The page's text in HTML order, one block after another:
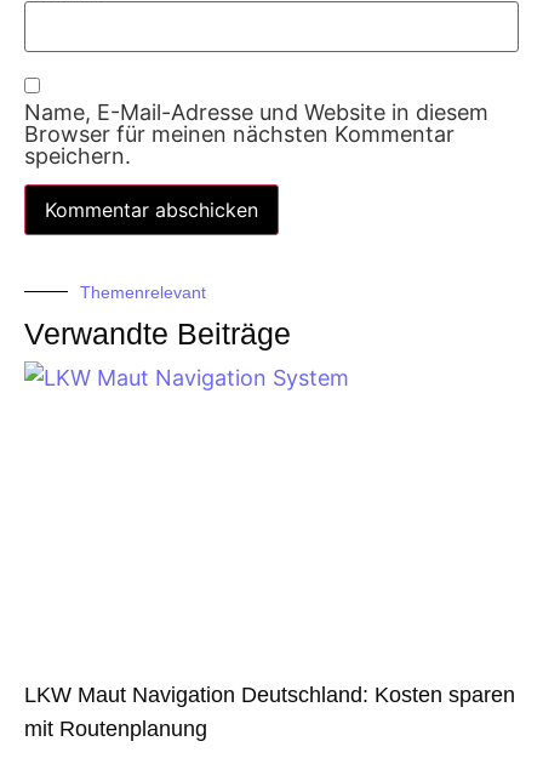
Name, E-Mail-Adresse und Website in diesem
Browser für meinen nächsten Kommentar
speichern.
Themenrelevant
Verwandte Beiträge
LKW Maut Navigation Deutschland: Kosten sparen
mit Routenplanung